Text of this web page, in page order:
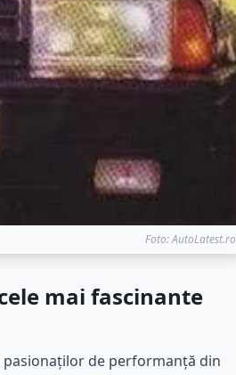
Foto: AutoLatest.ro
mai fascinante
de performanță din